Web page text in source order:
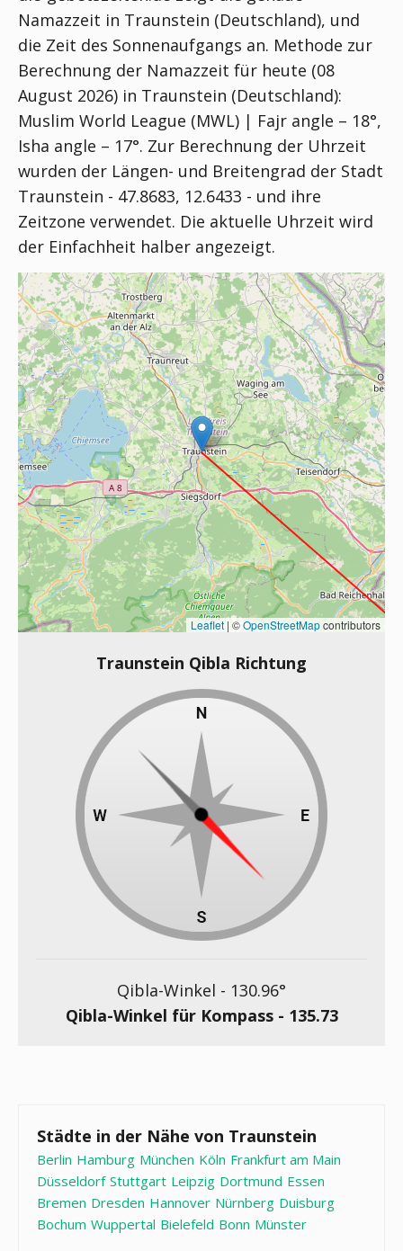
Namazzeit in Traunstein (Deutschland), und
die Zeit des Sonnenaufgangs an. Methode zur
Berechnung der Namazzeit für heute (08
August 2026) in Traunstein (Deutschland):
Muslim World League (MWL) | Fajr angle – 18°,
Isha angle – 17°. Zur Berechnung der Uhrzeit
wurden der Längen- und Breitengrad der Stadt
Traunstein - 47.8683, 12.6433 - und ihre
Zeitzone verwendet. Die aktuelle Uhrzeit wird
der Einfachheit halber angezeigt.
Leaflet | ©OpenStreetMapcontributors
Traunstein Qibla Richtung
Qibla-Winkel - 130.96°
Qibla-Winkel für Kompass - 135.73
Städte in der Nähe von Traunstein
Berlin Hamburg München Köln Frankfurt am Main
Düsseldorf Stuttgart Leipzig Dortmund Essen
Bremen Dresden Hannover Nürnberg Duisburg
Bochum Wuppertal Bielefeld Bonn Münster